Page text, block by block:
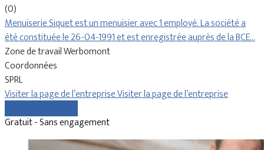
(0)
Menuiserie Siquet est un menuisier avec 1 employé. La société a
été constituée le 26-04-1991 et est enregistrée auprès de la BCE…
Zone de travail Werbomont
Coordonnées
SPRL
Visiter la page de l’entrepriseVisiter la page de l’entreprise
Gratuit - Sans engagement